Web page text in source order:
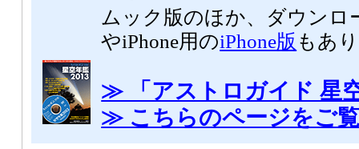
ムック版のほか、ダウンロ
やiPhone用のiPhone版 もあ
≫ 「アストロガイド 星
≫ こちらのページをご